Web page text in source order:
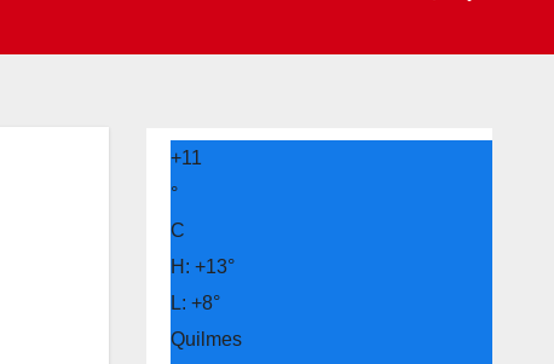
+11
°
C
H: +13°
L: +8°
Quilmes